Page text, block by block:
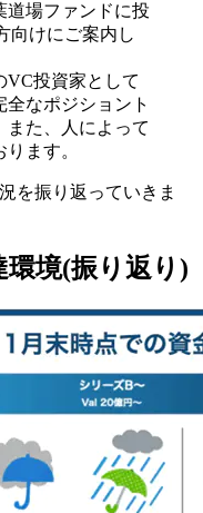
道場ファンドに投
向けにご案内し
VC投資家として
なポジショント
また、人によって
ます。
を振り返っていきま
環境(振り返り)